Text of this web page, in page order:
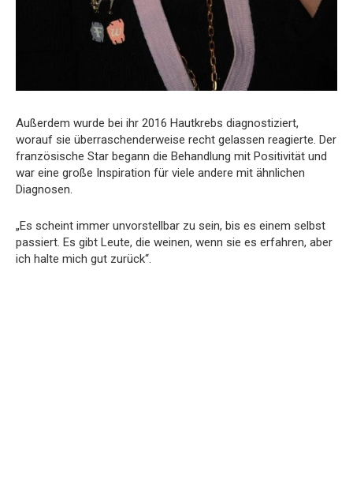
Außerdem wurde bei ihr 2016 Hautkrebs diagnostiziert,
worauf sie überraschenderweise recht gelassen reagierte. Der
französische Star begann die Behandlung mit Positivität und
war eine große Inspiration für viele andere mit ähnlichen
Diagnosen.
„Es scheint immer unvorstellbar zu sein, bis es einem selbst
passiert. Es gibt Leute, die weinen, wenn sie es erfahren, aber
ich halte mich gut zurück“.